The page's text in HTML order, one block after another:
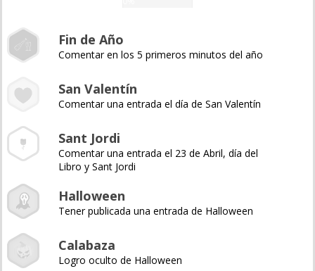
Fin de Año
Comentar en los 5 primeros minutos del año
San Valentín
Comentar una entrada el día de San Valentín
Sant Jordi
Comentar una entrada el 23 de Abril, día del
Libro y Sant Jordi
Halloween
Tener publicada una entrada de Halloween
Calabaza
Logro oculto de Halloween